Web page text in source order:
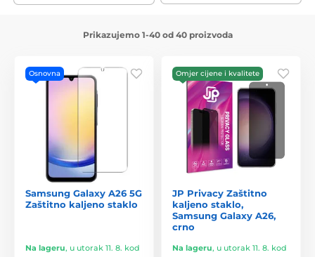
Prikazujemo 1-40 od 40 proizvoda
Osnovna
Samsung Galaxy A26 5G
Zaštitno kaljeno staklo
Na lageru, u utorak 11. 8. kod
Omjer cijene i kvalitete
JP Privacy Zaštitno
kaljeno staklo,
Samsung Galaxy A26,
crno
Na lageru, u utorak 11. 8. kod